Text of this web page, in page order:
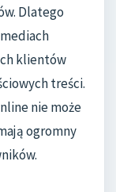
Dlatego
klientów
treści.
nie może
ogromny